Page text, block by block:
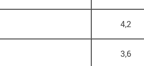
4,2
3,6